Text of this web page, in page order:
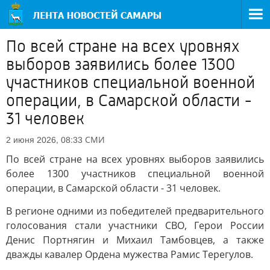
По всей стране на всех уровнях
выборов заявились более 1300
участников специальной военной
операции, в Самарской области -
31 человек
2 июня 2026, 08:33 СМИ
По всей стране на всех уровнях выборов заявились
более 1300 участников специальной военной
операции, в Самарской области - 31 человек.
В регионе одними из победителей предварительного
голосования стали участники СВО, Герои России
Денис Портнягин и Михаил Тамбовцев, а также
дважды кавалер Ордена мужества Рамис Терегулов.